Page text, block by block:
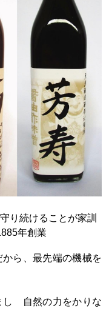
り続けることが家訓
年創業
ら、最先端の機械を
し 自然の力をかりな